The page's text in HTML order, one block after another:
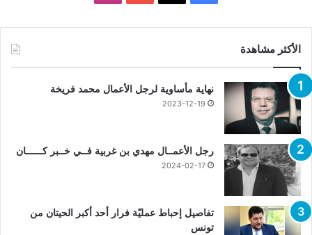
الأكثر مشاهدة
نهاية مأساوية لرجل الأعمال محمد فريخة
2023-12-19
رجل الأعمــال مهدي بن غربية فــي خــبر كــــــان
2024-02-17
تفاصيل إحباط عمليّة فرار أحد أكبر الحيتان من
تونس